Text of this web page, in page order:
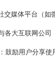
交媒体平台（如
各大互联网公司
鼓励用户分享使